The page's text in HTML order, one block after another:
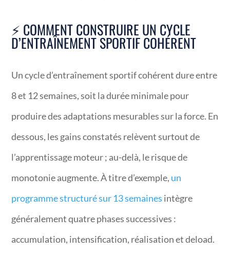
⚡ COMMENT CONSTRUIRE UN CYCLE
D’ENTRAÎNEMENT SPORTIF COHÉRENT
Un cycle d’entraînement sportif cohérent dure entre
8 et 12 semaines, soit la durée minimale pour
produire des adaptations mesurables sur la force. En
dessous, les gains constatés relèvent surtout de
l’apprentissage moteur ; au-delà, le risque de
monotonie augmente. À titre d’exemple, un
programme structuré sur 13 semaines intègre
généralement quatre phases successives :
accumulation, intensification, réalisation et deload.